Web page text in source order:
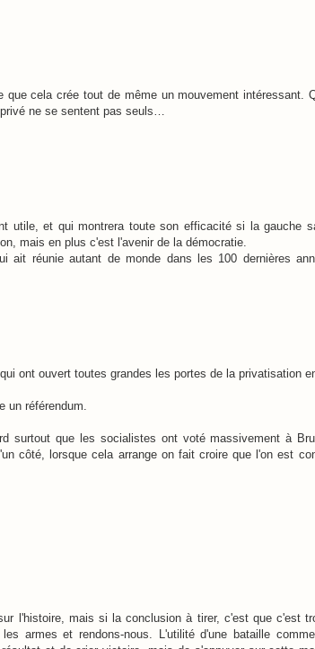
cela crée tout de même un mouvement intéressant.
ne se sentent pas seuls…
utile, et qui montrera toute son efficacité si la gauche
mais en plus c'est l'avenir de la démocratie.
ait réunie autant de monde dans les 100 dernières
ont ouvert toutes grandes les portes de la privatisation
un référendum.
surtout que les socialistes ont voté massivement à
côté, lorsque cela arrange on fait croire que l'on est
l'histoire, mais si la conclusion à tirer, c'est que c'est
armes et rendons-nous. L'utilité d'une bataille